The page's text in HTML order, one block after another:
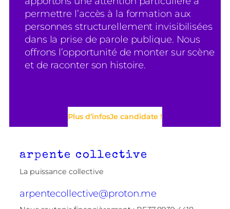
permettre l’accès à la formation aux
personnes structurellement invisibilisées
dans la prise de parole publique. Nous
offrons l’opportunité de monter sur scène
et de raconter son histoire.
Plus d’infosJe candidate !
arpente collective
La puissance collective
arpentecollective@proton.me